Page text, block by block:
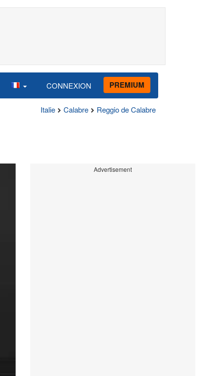
CONNEXION PREMIUM
Italie Calabre Reggio de Calabre
Advertisement